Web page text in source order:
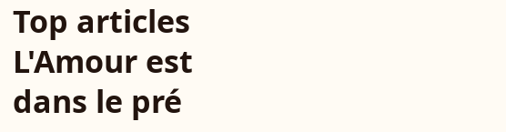
Top articles
L'Amour est
dans le pré